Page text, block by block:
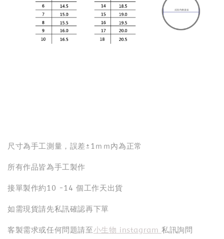
尺寸為手工測量，誤差±1ｍｍ內為正常
所有作品皆為手工製作
接單製作約10 -14 個工作天出貨
如需現貨請先私訊確認再下單
客製需求或任何問題請至小生物 instagram私訊詢問